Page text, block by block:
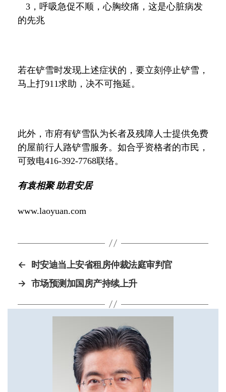
3 ，呼吸急促不顺，心胸绞痛，这是心脏病发
的先兆
若在铲雪时发现上述症状的，要立刻停止铲雪，
马上打911求助，决不可拖延。
此外，市府有铲雪队为长者及残障人士提供免费
的屋前行人路铲雪服务。如合乎资格者的市民，
可致电416-392-7768联络。
有袁相聚 助君安居
www.laoyuan.com
←
时安迪当上安省租房仲裁法庭审判官
→ 市场预测加国房产持续上升